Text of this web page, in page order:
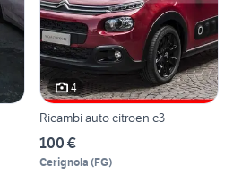
4
Ricambi auto citroen c3
100 €
Cerignola (FG)